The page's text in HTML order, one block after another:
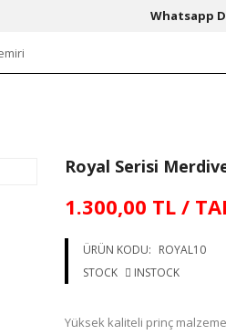
Whatsapp
Royal Serisi
1.300,00 TL /
ÜRÜN KODU: ROYAL10
STOCK
INSTOCK
Yüksek kaliteli prinç